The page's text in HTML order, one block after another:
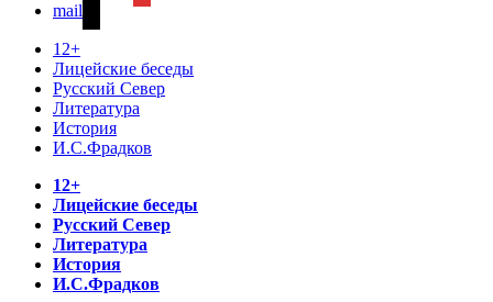
mail
12+
Лицейские беседы
Русский Север
Литература
История
И.С.Фрадков
12+
Лицейские беседы
Русский Север
Литература
История
И.С.Фрадков